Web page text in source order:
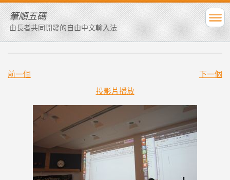
筆順五碼
由長者共同開發的自由中文輸入法
前一個
下一個
投影片播放